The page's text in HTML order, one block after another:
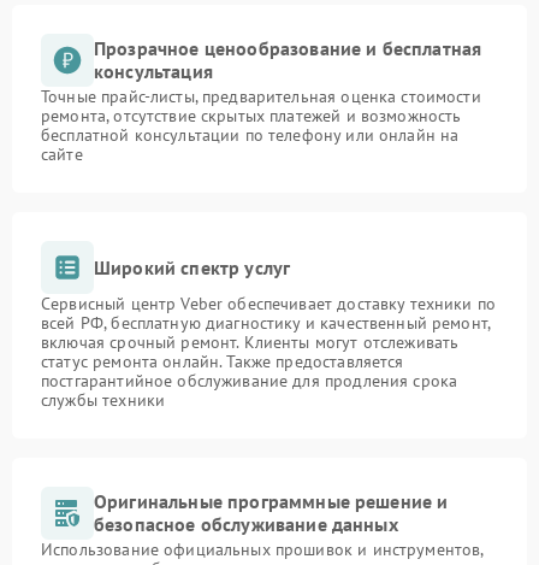
Прозрачное ценообразование и бесплатная
консультация
Точные прайс-листы, предварительная оценка стоимости
ремонта, отсутствие скрытых платежей и возможность
бесплатной консультации по телефону или онлайн на
сайте
Широкий спектр услуг
Сервисный центр Veber обеспечивает доставку техники по
всей РФ, бесплатную диагностику и качественный ремонт,
включая срочный ремонт. Клиенты могут отслеживать
статус ремонта онлайн. Также предоставляется
постгарантийное обслуживание для продления срока
службы техники
Оригинальные программные решение и
безопасное обслуживание данных
Использование официальных прошивок и инструментов,